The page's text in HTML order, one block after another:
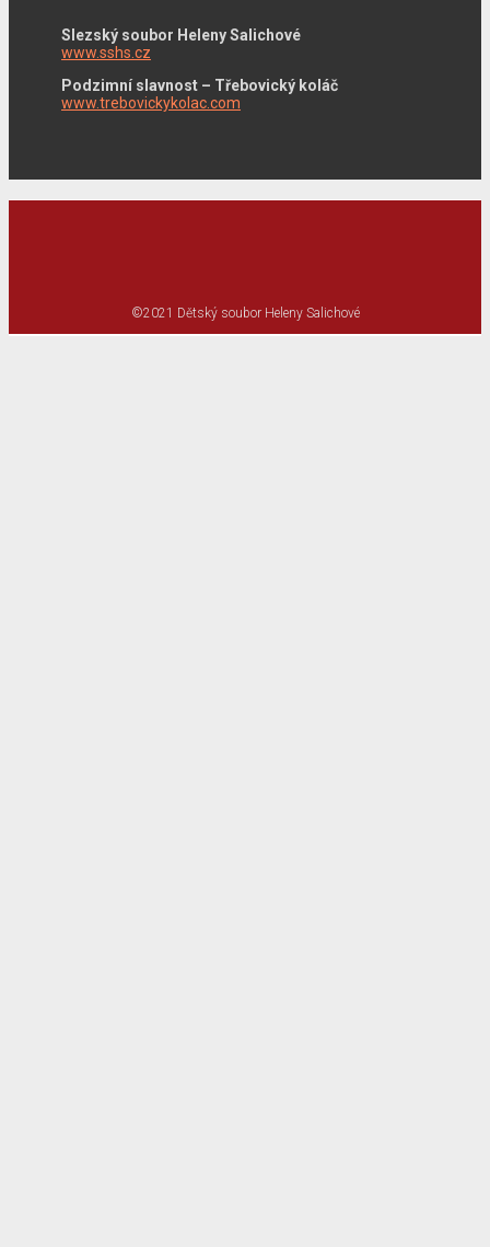
Slezský soubor Heleny Salichové
www.sshs.cz
Podzimní slavnost – Třebovický koláč
www.trebovickykolac.com
©2021 Dětský soubor Heleny Salichové